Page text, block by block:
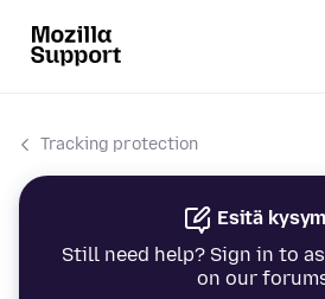
Tracking protection
Esitä
Still need help? Sign in to
on our